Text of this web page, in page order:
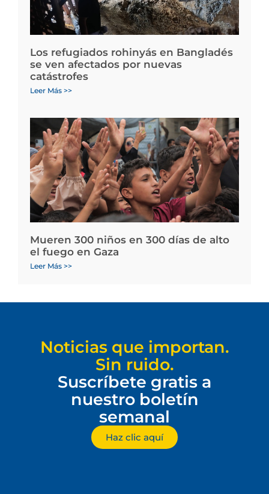
Los refugiados rohinyás en Bangladés
se ven afectados por nuevas
catástrofes
Leer Más >>
Mueren 300 niños en 300 días de alto
el fuego en Gaza
Leer Más >>
Noticias que importan.
Sin ruido.
Suscríbete gratis a
nuestro boletín
semanal
Haz clic aquí